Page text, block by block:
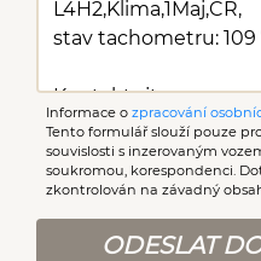
Informace o zpracování
Tento formulář slouží pouze
souvislosti s inzerovaným
soukromou, korespondenci.
zkontrolován na závadný
ODESLAT